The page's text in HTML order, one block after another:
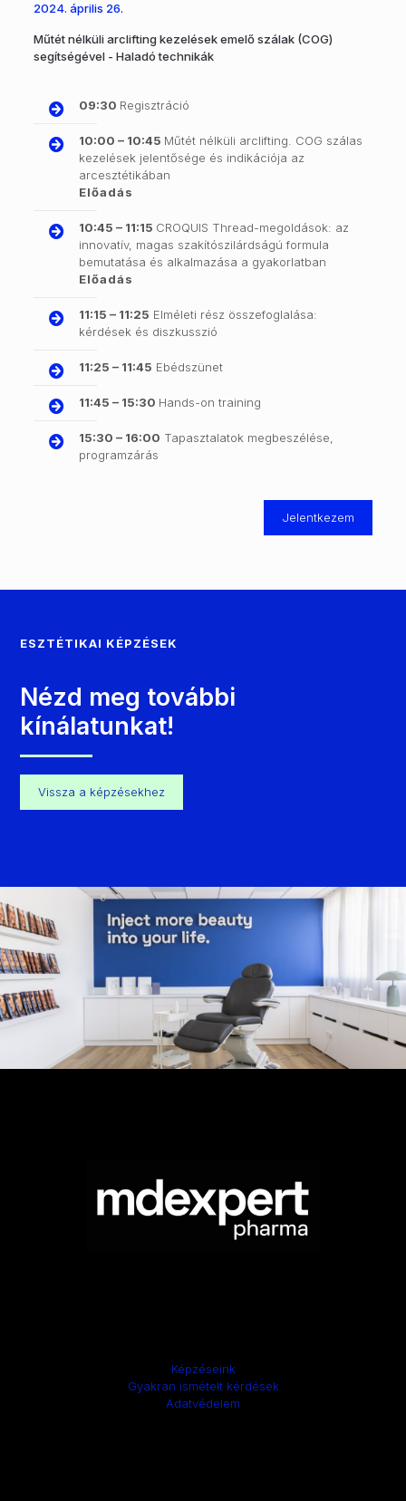
2024. április 26.
Műtét nélküli arclifting kezelések emelő szálak (COG)
segítségével - Haladó technikák
09:30 Regisztráció
10:00 – 10:45 Műtét nélküli arclifting. COG szálas
kezelések jelentősége és indikációja az
arcesztétikában
Előadás
10:45 – 11:15 CROQUIS Thread-megoldások: az
innovatív, magas szakítószilárdságú formula
bemutatása és alkalmazása a gyakorlatban
Előadás
11:15 – 11:25 Elméleti rész összefoglalása:
kérdések és diszkusszió
11:25 – 11:45 Ebédszünet
11:45 – 15:30 Hands-on training
15:30 – 16:00 Tapasztalatok megbeszélése,
programzárás
Jelentkezem
ESZTÉTIKAI KÉPZÉSEK
Nézd meg további
kínálatunkat!
Vissza a képzésekhez
Képzéseink
Gyakran ismételt kérdések
Adatvédelem